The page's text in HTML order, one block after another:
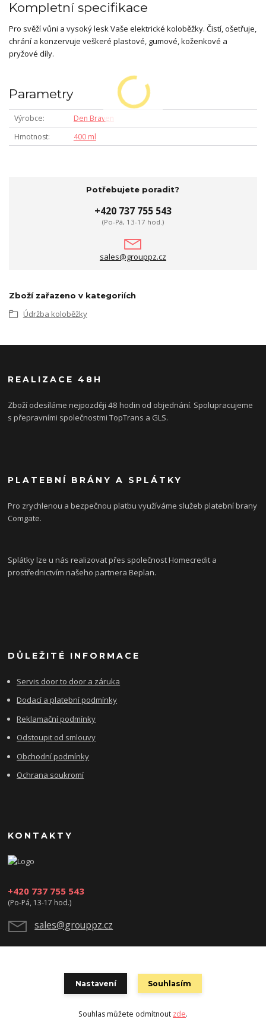
Kompletní specifikace
Pro svěží vůni a vysoký lesk Vaše elektrické koloběžky. Čistí, ošetřuje,
chrání a konzervuje veškeré plastové, gumové, koženkové a
pryžové díly.
Parametry
Výrobce
Den Braven
Hmotnost
400 ml
Potřebujete poradit?
+420 737 755 543
(Po-Pá, 13-17 hod.)
sales@grouppz.cz
Zboží zařazeno v kategoriích
Údržba koloběžky
REALIZACE 48H
Zboží odesíláme nejpozději 48 hodin od objednání. Spolupracujeme
s přepravními společnostmi TopTrans a GLS.
PLATEBNÍ BRÁNY A SPLÁTKY
Pro zrychlenou a bezpečnou platbu využíváme služeb platební brany
Comgate.
Splátky lze u nás realizovat přes společnost Homecredit a
prostřednictvím našeho partnera Beplan.
DŮLEŽITÉ INFORMACE
Servis door to door a záruka
Dodací a platební podmínky
Reklamační podmínky
Odstoupit od smlouvy
Obchodní podmínky
Ochrana soukromí
KONTAKTY
+420 737 755 543
(Po-Pá, 13-17 hod.)
sales@grouppz.cz
Nastavení Souhlasím
Souhlas můžete odmítnout zde.